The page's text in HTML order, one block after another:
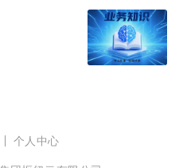
》卡尔·海因里希·马克思
，用系统去释放劳动者，
个人中心